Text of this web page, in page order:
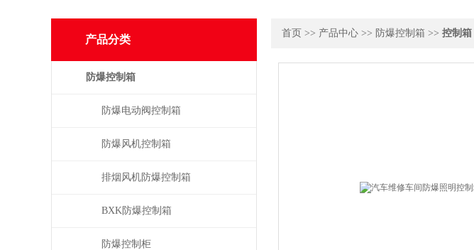
首页 >> 产品中心 >> 防爆控制箱 >> 控制箱
产品分类
防爆控制箱
防爆电动阀控制箱
防爆风机控制箱
排烟风机防爆控制箱
BXK防爆控制箱
防爆控制柜